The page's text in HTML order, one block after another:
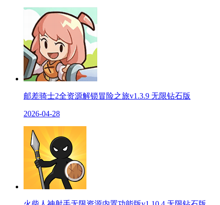
邮差骑士2全资源解锁冒险之旅v1.3.9 无限钻石版
2026-04-28